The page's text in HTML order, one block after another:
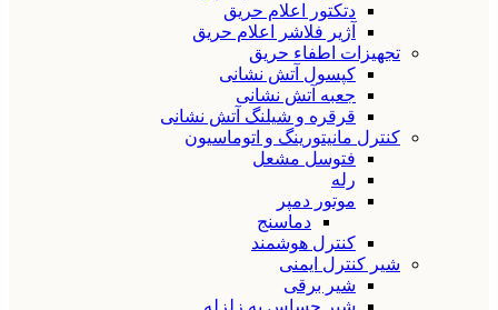
دتکتور اعلام حریق
آژیر فلاشر اعلام حریق
تجهیزات اطفاء حریق
کپسول آتش نشانی
جعبه آتش نشانی
قرقره و شیلنگ آتش نشانی
کنترل مانیتورینگ و اتوماسیون
فتوسل مشعل
رله
موتور دمپر
دماسنج
کنترل هوشمند
شیر کنترل ایمنی
شیر برقی
شیر حساس به زلزله